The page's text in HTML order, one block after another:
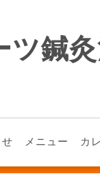
ツ鍼
メニュー カ